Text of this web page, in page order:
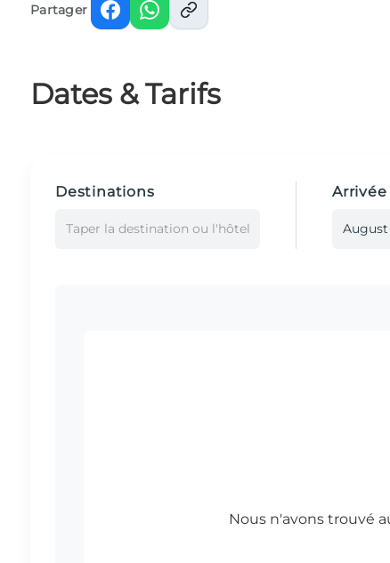
Partager
Dates & Tarifs
Destinations
Taper la destination ou l'hôtel
Arrivée